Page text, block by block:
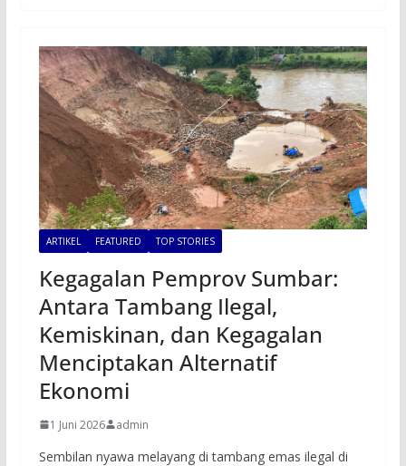
ARTIKEL FEATURED TOP STORIES
Kegagalan Pemprov Sumbar:
Antara Tambang Ilegal,
Kemiskinan, dan Kegagalan
Menciptakan Alternatif
Ekonomi
1 Juni 2026 admin
Sembilan nyawa melayang di tambang emas ilegal di